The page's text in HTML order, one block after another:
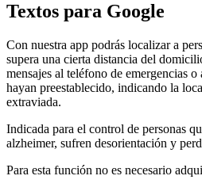
Textos para Google
Con nuestra app podrás localizar a
supera una cierta distancia del
mensajes al teléfono de emergencias
hayan preestablecido, indicando la
extraviada.
Indicada para el control de personas
alzheimer, sufren desorientación y
Para esta función no es necesario